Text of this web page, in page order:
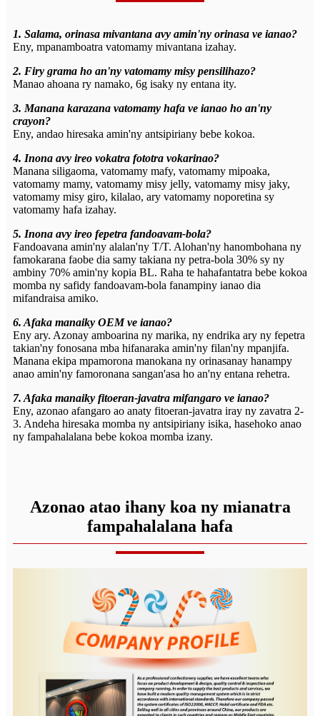
1. Salama, orinasa mivantana avy amin'ny orinasa ve ianao?
Eny, mpanamboatra vatomamy mivantana izahay.
2. Firy grama ho an'ny vatomamy misy pensilihazo?
Manao ahoana ry namako, 6g isaky ny entana ity.
3. Manana karazana vatomamy hafa ve ianao ho an'ny
crayon?
Eny, andao hiresaka amin'ny antsipiriany bebe kokoa.
4. Inona avy ireo vokatra fototra vokarinao?
Manana siligaoma, vatomamy mafy, vatomamy mipoaka,
vatomamy mamy, vatomamy misy jelly, vatomamy misy jaky,
vatomamy misy giro, kilalao, ary vatomamy noporetina sy
vatomamy hafa izahay.
5. Inona avy ireo fepetra fandoavam-bola?
Fandoavana amin'ny alalan'ny T/T. Alohan'ny hanombohana ny
famokarana faobe dia samy takiana ny petra-bola 30% sy ny
ambiny 70% amin'ny kopia BL. Raha te hahafantatra bebe kokoa
momba ny safidy fandoavam-bola fanampiny ianao dia
mifandraisa amiko.
6. Afaka manaiky OEM ve ianao?
Eny ary. Azonay amboarina ny marika, ny endrika ary ny fepetra
takian'ny fonosana mba hifanaraka amin'ny filan'ny mpanjifa.
Manana ekipa mpamorona manokana ny orinasanay hanampy
anao amin'ny famoronana sangan'asa ho an'ny entana rehetra.
7. Afaka manaiky fitoeran-javatra mifangaro ve ianao?
Eny, azonao afangaro ao anaty fitoeran-javatra iray ny zavatra 2-
3. Andeha hiresaka momba ny antsipiriany isika, hasehoko anao
ny fampahalalana bebe kokoa momba izany.
Azonao atao ihany koa ny mianatra
fampahalalana hafa